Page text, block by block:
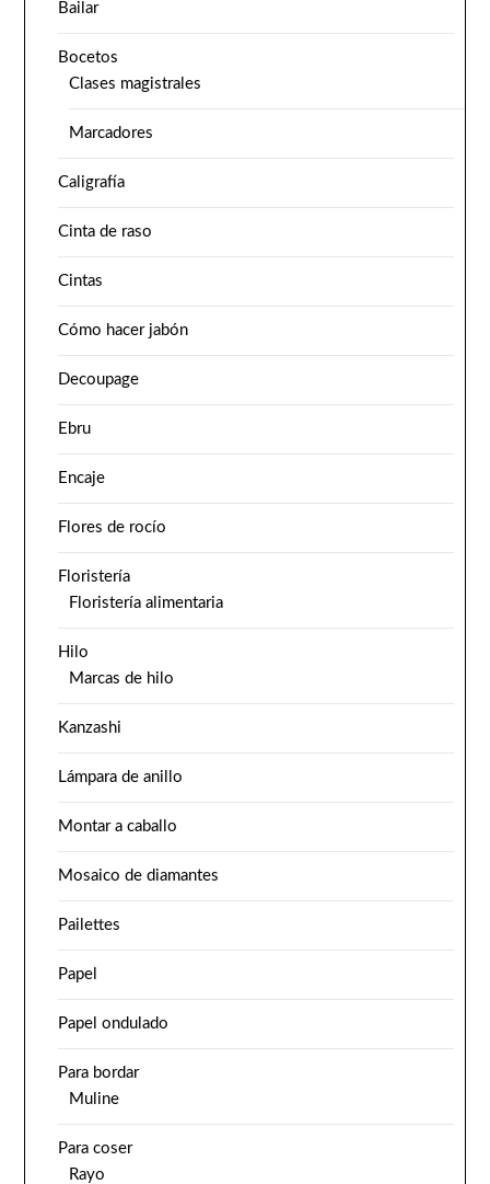
Bailar
Bocetos
Clases magistrales
Marcadores
Caligrafía
Cinta de raso
Cintas
Cómo hacer jabón
Decoupage
Ebru
Encaje
Flores de rocío
Floristería
Floristería alimentaria
Hilo
Marcas de hilo
Kanzashi
Lámpara de anillo
Montar a caballo
Mosaico de diamantes
Pailettes
Papel
Papel ondulado
Para bordar
Muline
Para coser
Rayo